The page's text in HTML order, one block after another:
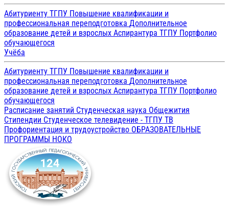
Абитуриенту ТГПУ Повышение квалификации и
профессиональная переподготовка Дополнительное
образование детей и взрослых Аспирантура ТГПУ Портфолио
обучающегося
Учёба
Абитуриенту ТГПУ Повышение квалификации и
профессиональная переподготовка Дополнительное
образование детей и взрослых Аспирантура ТГПУ Портфолио
обучающегося
Расписание занятий Студенческая наука Общежития
Стипендии Студенческое телевидение - ТГПУ ТВ
Профориентация и трудоустройство ОБРАЗОВАТЕЛЬНЫЕ
ПРОГРАММЫ НОКО